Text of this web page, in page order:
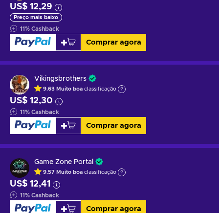
US$ 12,29
Preço mais baixo
11% Cashback
Comprar agora
Vikingsbrothers
9.63 Muito boa classificação
US$ 12,30
11% Cashback
Comprar agora
Game Zone Portal
9.57 Muito boa classificação
US$ 12,41
11% Cashback
Comprar agora